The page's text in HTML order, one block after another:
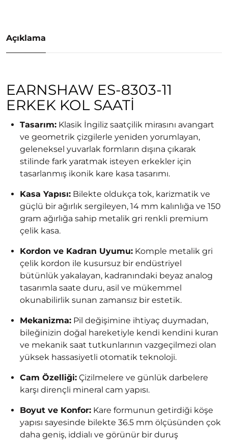
Açıklama
EARNSHAW ES-8303-11
ERKEK KOL SAATI
Tasarım: Klasik İngiliz saatçilik mirasını avangart
ve geometrik çizgilerle yeniden yorumlayan,
geleneksel yuvarlak formların dışına çıkarak
stilinde fark yaratmak isteyen erkekler için
tasarlanmış ikonik kare kasa tasarımı.
Kasa Yapısı: Bilekte oldukça tok, karizmatik ve
güçlü bir ağırlık sergileyen, 14 mm kalınlığa ve 150
gram ağırlığa sahip metalik gri renkli premium
çelik kasa.
Kordon ve Kadran Uyumu: Komple metalik gri
çelik kordon ile kusursuz bir endüstriyel
bütünlük yakalayan, kadranındaki beyaz analog
tasarımla saate duru, asil ve mükemmel
okunabilirlik sunan zamansız bir estetik.
Mekanizma: Pil değişimine ihtiyaç duymadan,
bileğinizin doğal hareketiyle kendi kendini kuran
ve mekanik saat tutkunlarının vazgeçilmezi olan
yüksek hassasiyetli otomatik teknoloji.
Cam Özelliği: Çizilmelere ve günlük darbelere
karşı dirençli mineral cam yapısı.
Boyut ve Konfor: Kare formunun getirdiği köşe
yapısı sayesinde bilekte 36.5 mm ölçüsünden çok
daha geniş, iddialı ve görünür bir duruş